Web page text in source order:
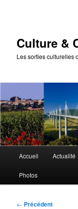
Culture &
Les sorties culturelles
principal
Accueil Actualité
Photos
Navigation
← Précédent